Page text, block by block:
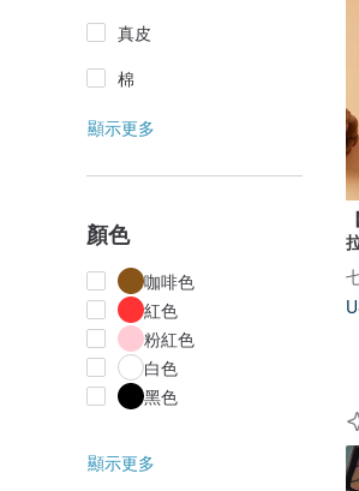
真皮
棉
顯示更多
顏色
咖啡色
紅色
粉紅色
白色
黑色
顯示更多